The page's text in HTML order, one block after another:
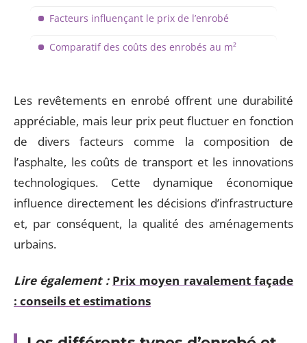
Facteurs influençant le prix de l’enrobé
Comparatif des coûts des enrobés au m²
Les revêtements en enrobé offrent une durabilité
appréciable, mais leur prix peut fluctuer en fonction
de divers facteurs comme la composition de
l’asphalte, les coûts de transport et les innovations
technologiques. Cette dynamique économique
influence directement les décisions d’infrastructure
et, par conséquent, la qualité des aménagements
urbains.
Lire également : Prix moyen ravalement façade
: conseils et estimations